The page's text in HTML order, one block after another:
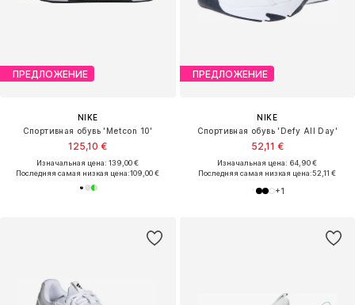
ПРЕДЛОЖЕНИЕ
NIKE
Спортивная обувь 'Metcon 10'
125,10 €
Изначальная цена: 139,00 €
Последняя самая низкая цена:109,00 €
ПРЕДЛОЖЕНИЕ
NIKE
Спортивная обувь 'Defy All Day'
52,11 €
Изначальная цена: 64,90 €
Последняя самая низкая цена:52,11 €
+1